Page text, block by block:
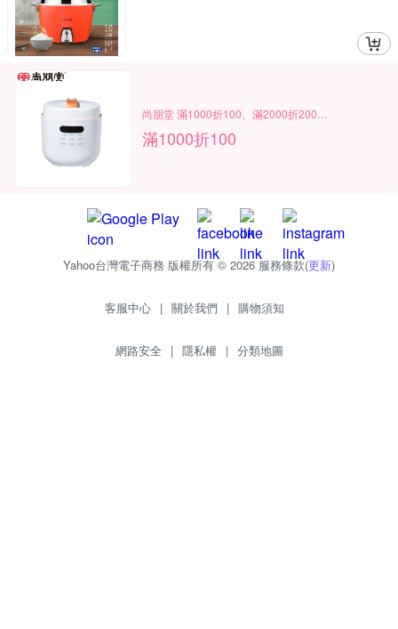
尚朋堂 滿1000折100、滿2000折200…
滿1000折100
Yahoo台灣電子商務 版權所有 © 2026 服務條款(更新)
客服中心 | 關於我們 | 購物須知
網路安全 | 隱私權 | 分類地圖